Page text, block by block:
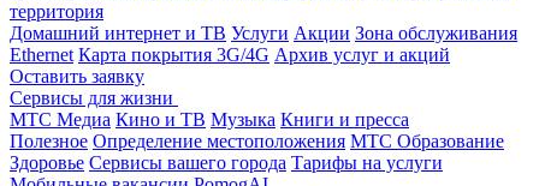
территория
Домашний интернет и ТВ Услуги Акции Зона обслуживания
Ethernet Карта покрытия 3G/4G Архив услуг и акций
Оставить заявку
Сервисы для жизни
МТС Медиа Кино и ТВ Музыка Книги и пресса
Полезное Определение местоположения МТС Образование
Здоровье Сервисы вашего города Тарифы на услуги